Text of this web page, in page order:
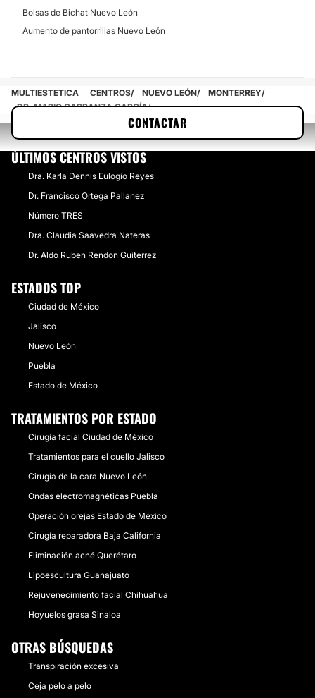
Bolsas de Bichat Nuevo León
Aumento de pantorrillas Nuevo León
CONTACTAR
MULTIESTETICA CENTROS NUEVO LEÓN
MONTERREY
DR. MARIO CARRANZA GARCÍA
ÚLTIMOS CENTROS VISTOS
Dra. Karla Dennis Eulogio Reyes
Dr. Francisco Ortega Pallanez
Número TRES
Dra. Claudia Saavedra Nateras
Dr. Aldo Ruben Rendon Guiterrez
ESTADOS TOP
Ciudad de México
Jalisco
Nuevo León
Puebla
Estado de México
TRATAMIENTOS POR ESTADO
Cirugía facial Ciudad de México
Tratamientos para el cuello Jalisco
Cirugía de la cara Nuevo León
Ondas electromagnéticas Puebla
Operación orejas Estado de México
Cirugía reparadora Baja California
Eliminación acné Querétaro
Lipoescultura Guanajuato
Rejuvenecimiento facial Chihuahua
Hoyuelos grasa Sinaloa
OTRAS BÚSQUEDAS
Transpiración excesiva
Ceja pelo a pelo